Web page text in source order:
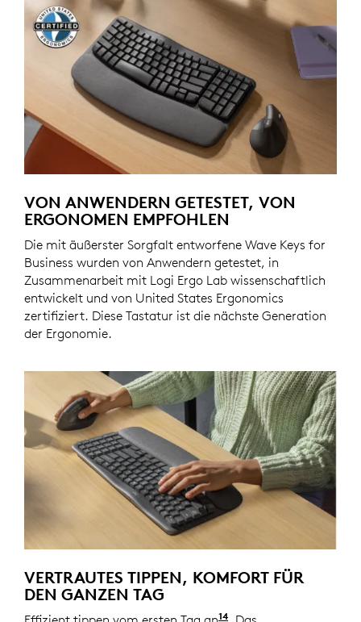
VON ANWENDERN GETESTET, VON
ERGONOMEN EMPFOHLEN
Die mit äußerster Sorgfalt entworfene Wave Keys for
Business wurden von Anwendern getestet, in
Zusammenarbeit mit Logi Ergo Lab wissenschaftlich
entwickelt und von United States Ergonomics
zertifiziert. Diese Tastatur ist die nächste Generation
der Ergonomie.
VERTRAUTES TIPPEN, KOMFORT FÜR
DEN GANZEN TAG
14